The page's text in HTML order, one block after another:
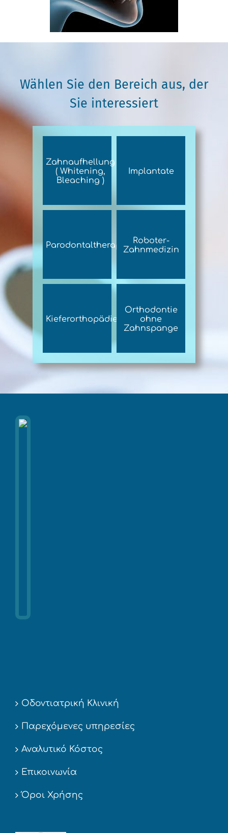
Wählen Sie den Bereich aus, der
Sie interessiert
Zahnaufhellung
( Whitening,
Bleaching )
Implantate
Parodontaltherapie Roboter-
Zahnmedizin
Kieferorthopädie
Orthodontie
ohne
Zahnspange
Οδοντιατρική Κλινική
Παρεχόμενες υπηρεσίες
Αναλυτικό Κόστος
Επικοινωνία
Όροι Χρήσης